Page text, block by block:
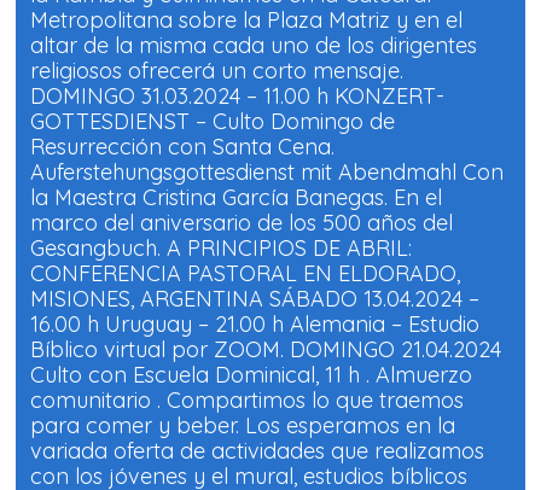
e
v
a
)
e
v
Metropolitana sobre la Plaza Matriz y en el
altar de la misma cada uno de los dirigentes
religiosos ofrecerá un corto mensaje.
DOMINGO 31.03.2024 – 11.00 h KONZERT-
GOTTESDIENST – Culto Domingo de
Resurrección con Santa Cena.
Auferstehungsgottesdienst mit Abendmahl Con
la Maestra Cristina García Banegas. En el
marco del aniversario de los 500 años del
Gesangbuch. A PRINCIPIOS DE ABRIL:
CONFERENCIA PASTORAL EN ELDORADO,
MISIONES, ARGENTINA SÁBADO 13.04.2024 –
16.00 h Uruguay – 21.00 h Alemania – Estudio
Bíblico virtual por ZOOM. DOMINGO 21.04.2024
Culto con Escuela Dominical, 11 h . Almuerzo
comunitario . Compartimos lo que traemos
para comer y beber. Los esperamos en la
variada oferta de actividades que realizamos
con los jóvenes y el mural, estudios bíblicos